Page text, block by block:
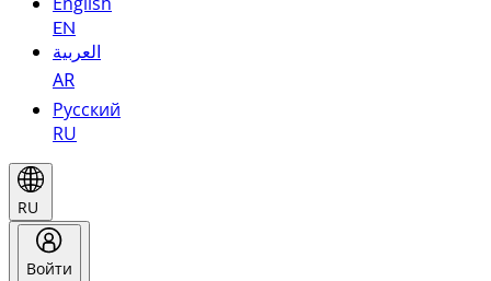
EN
العربية
AR
Русский
RU
RU
Войти